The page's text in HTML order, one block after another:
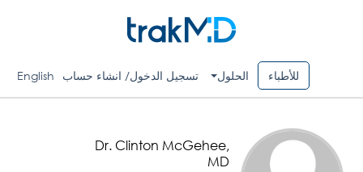
للأطباء الحلول تسجيل الدخول/ انشاء حساب English
Dr. Clinton McGehee,
MD